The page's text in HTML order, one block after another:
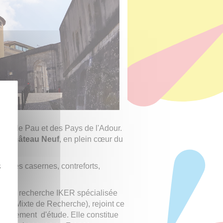
de Pau et des Pays de l'Adour.
Château Neuf, en plein cœur du
casernes, contreforts,
de recherche IKER spécialisée
Mixte de Recherche), rejoint ce
d'étude. Elle constitue